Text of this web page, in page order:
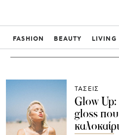
FASHION BEAUTY LIVING
ΤΑΣΕΙΣ
Glow Up:
gloss
καλοκαίρι